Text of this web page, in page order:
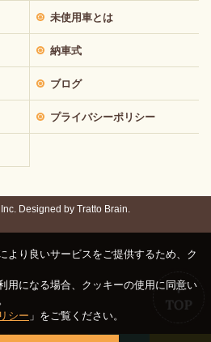
未使用車とは
納車式
ブログ
プライバシーポリシー
Designed by Tratto Brain.
より良いサービスをご提供するため、ク
用になる場合、クッキーの使用に同意い
シー 」をご覧ください。